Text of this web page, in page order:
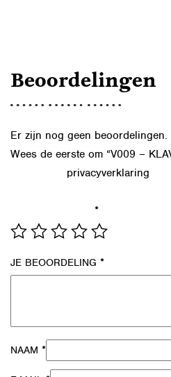
Beoordelingen
Er zijn nog geen beoordelingen.
Wees de eerste om “V009 –
privacyverklaring
*
JE BEOORDELING *
NAAM *